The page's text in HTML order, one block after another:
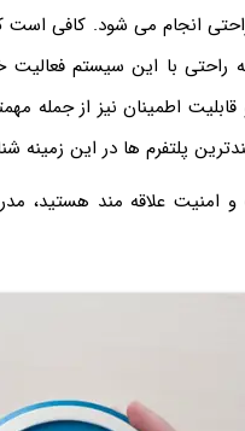
انجام می شود. کافی
با این سیستم فعالیت
پلتفرم ها در این زمینه
علاقه مند هستید،